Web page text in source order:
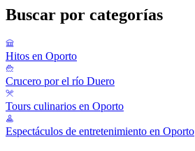
Buscar por categorías
Hitos en Oporto
Crucero por el río Duero
Tours culinarios en Oporto
Espectáculos de entretenimiento en Oporto